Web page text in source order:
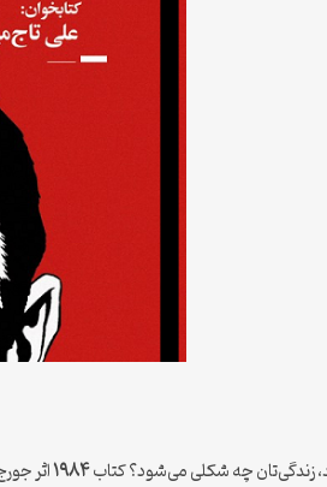
زندگی‌تان چه شکلی می‌شود؟ کتاب۱۹۸۴اثر